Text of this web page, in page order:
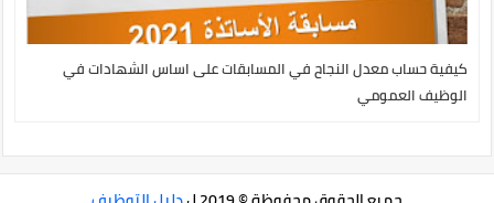
كيفية حساب معدل النجاح في المسابقات على اساس الشهادات في
الوظيف العمومي